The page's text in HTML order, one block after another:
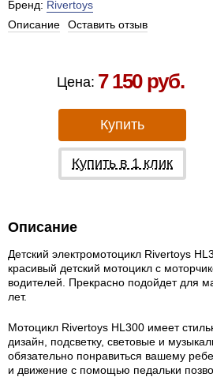
Бренд: Rivertoys
Описание
Оставить отзыв
Цена: 7 150 руб.
Купить
Купить в 1 клик
Описание
Детский электромотоцикл Rivertoys
красивый детский мотоцикл с
водителей. Прекрасно подойдет для
лет.
Мотоцикл Rivertoys HL300 имеет
дизайн, подсветку, световые и
обязательно понравиться вашему
и движение с помощью педальки